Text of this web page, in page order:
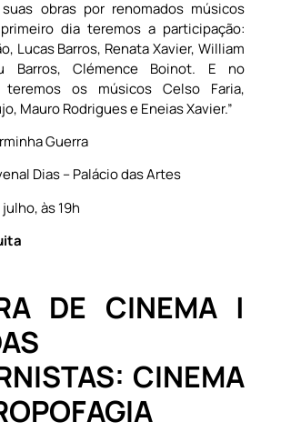
obras por renomados músicos
dia teremos a participação:
Lucas Barros, Renata Xavier, William
Barros, Clémence Boinot. E no
os músicos Celso Faria,
Mauro Rodrigues e Eneias Xavier.”
Guerra
Dias – Palácio das Artes
julho, às 19h
DE CINEMA |
CINEMA